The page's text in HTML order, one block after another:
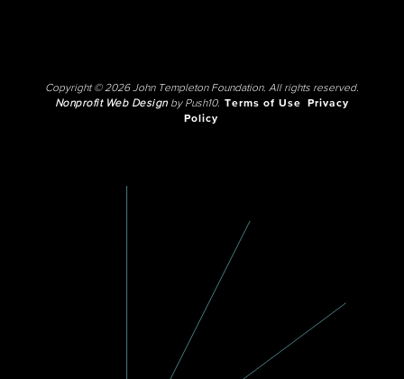
Copyright © 2026 John Templeton Foundation. All rights reserved.
Nonprofit Web Designby Push10. Terms of Use
Privacy
Policy